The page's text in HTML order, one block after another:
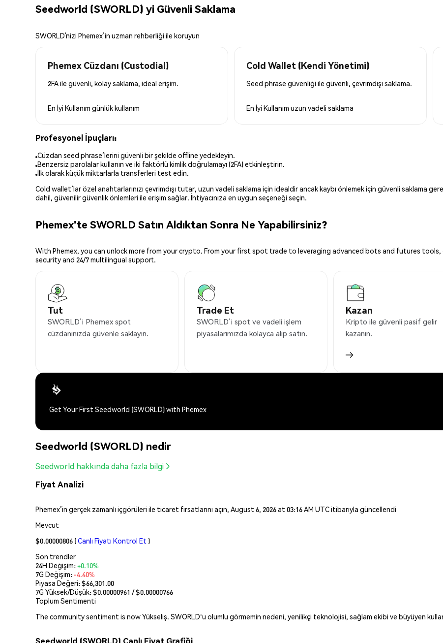
Seedworld (SWORLD) yi Güvenli Saklama
SWORLD’nizi Phemex’in uzman rehberliği ile koruyun
Phemex Cüzdanı (Custodial)
2FA ile güvenli, kolay saklama, ideal erişim.
En İyi Kullanım günlük kullanım
Cold Wallet (Kendi Yönetimi)
Seed phrase güvenliği ile güvenli, çevrimdışı saklama.
En İyi Kullanım uzun vadeli saklama
Profesyonel İpuçları:
Cüzdan seed phrase’lerini güvenli bir şekilde offline yedekleyin.
Benzersiz parolalar kullanın ve iki faktörlü kimlik doğrulamayı (2FA) etkinleştirin.
İlk olarak küçük miktarlarla transferleri test edin.
Cold wallet’lar özel anahtarlarınızı çevrimdışı tutar, uzun vadeli saklama için idealdir ancak kaybı önlemek için güvenli saklama
dahil, güvenilir güvenlik önlemleri ile erişim sağlar. İhtiyacınıza en uygun seçeneği seçin.
Phemex'te SWORLD Satın Aldıktan Sonra Ne Yapabilirsiniz?
With Phemex, you can unlock more from your crypto. From your first spot trade to leveraging advanced bots and futures
security and 24/7 multilingual support.
Tut
SWORLD’i Phemex spot
cüzdanınızda güvenle saklayın.
Trade Et
SWORLD’i spot ve vadeli işlem
piyasalarımızda kolayca alıp satın.
Kazan
Kripto ile güvenli pasif gelir
kazanın.
Get Your First Seedworld (SWORLD) with Phemex
Seedworld (SWORLD) nedir
Seedworld hakkında daha fazla bilgi
Fiyat Analizi
Phemex’in gerçek zamanlı içgörüleri ile ticaret fırsatlarını açın, August 6, 2026 at 03:16 AM UTC itibarıyla güncellendi
Mevcut
$0.00000806 (Canlı Fiyatı Kontrol Et )
Son trendler
24H Değişim:+0.10%
7G Değişim: -4.40%
Piyasa Değeri:$66,301.00
7G Yüksek/Düşük: $0.00000961 / $0.00000766
Toplum Sentimenti
The community sentiment is now Yükseliş. SWORLD'u olumlu görmemin nedeni, yenilikçi teknolojisi, sağlam ekibi ve büyüyen
Seedworld (SWORLD) Canlı Fiyat Grafiği